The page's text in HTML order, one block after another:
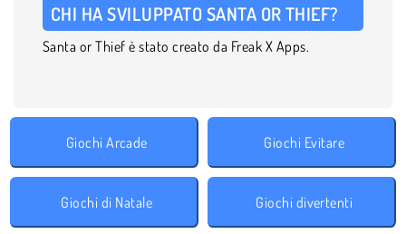
CHI HA SVILUPPATO SANTA OR THIEF?
Santa or Thief è stato creato da Freak X Apps.
Giochi Arcade Giochi Evitare
Giochi di Natale Giochi divertenti